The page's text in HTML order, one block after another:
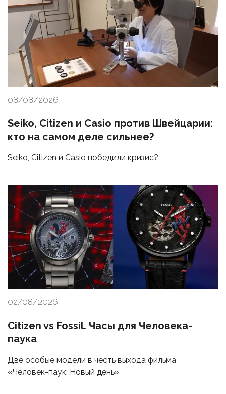
08/08/2026
Seiko, Citizen и Casio против Швейцарии:
кто на самом деле сильнее?
Seiko, Citizen и Casio победили кризис?
02/08/2026
Citizen vs Fossil. Часы для Человека-
паука
Две особые модели в честь выхода фильма
«Человек-паук: Новый день»